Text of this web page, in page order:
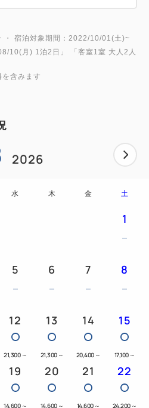
望される場合は事前にお申
さまは別途夕食代金が必要
予約特典
1個
宿泊対象期間：2022/10/01(土)~
10(月) 1泊2日 」 「 客室1室 大人2人
含みます
2026
水 木 金 土
1
5 6 7 8
12
21,300 ～
13
21,300 ～
14
20,400 ～
15
17,100 ～
19
14,600 ～
20
14,600 ～
21
14,600 ～
22
24,200 ～